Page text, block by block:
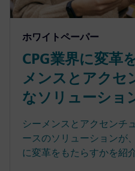
ホワイトペーパー
CPG業界に変革
メンスとアクセ
なソリューショ
シーメンスとアクセンチ
ースのソリューションが
に変革をもたらすかを紹